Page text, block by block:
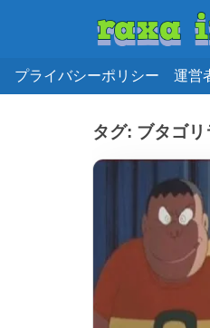
プライバシーポリシー 運営
タグ: ブタゴリ